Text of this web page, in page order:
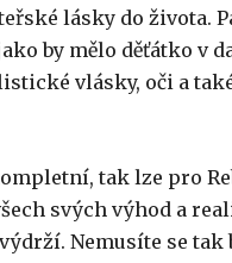
lásky do života.
by mělo děťátko v
vlásky, oči a
tak lze pro
svých výhod a
Nemusíte se tak